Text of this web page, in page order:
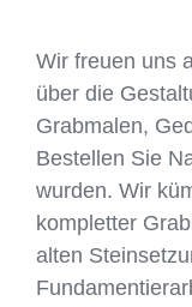
Wir freuen uns
über die
Grabmalen,
Bestellen Sie
wurden. Wir
kompletter
alten